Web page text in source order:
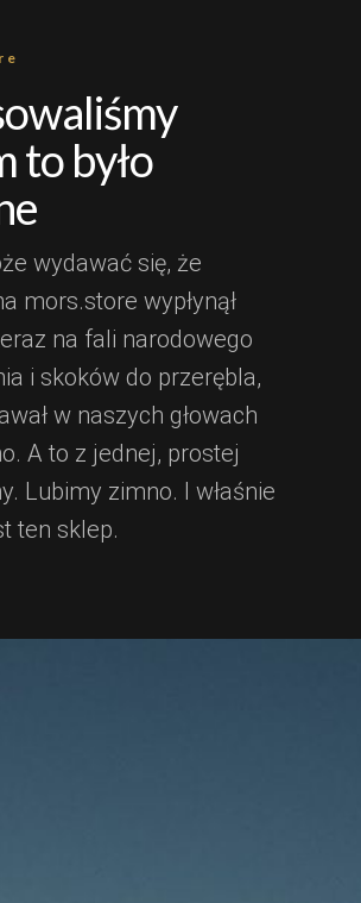
to było
wydawać się, że
mors.store wypłynął
na fali narodowego
i skoków do przerębla,
w naszych głowach
A to z jednej, prostej
Lubimy zimno. I właśnie
ten sklep.